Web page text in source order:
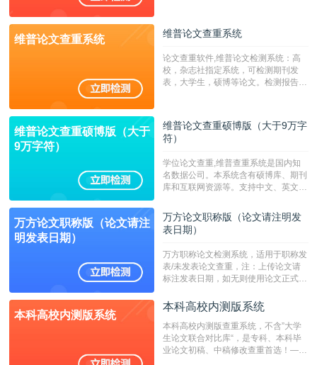
维普论文查重系统 维普论文查重系统
论文查重软件,维普论文检测系统：高
校，杂志社指定系统，可检测期刊发
表，大学生，硕博等论文。检测报告支
维普论文查重硕博版（大于
9万字符）
维普论文查重硕博版（大于9万字
符）
学位论文查重,维普查重系统是国内知
名数据公司。本系统含有硕博库、期刊
库和互联网资源等。支持中文、英文、
定院校！！！
万方论文职称版（论文请注
明发表日期）
万方论文职称版（论文请注明发
表日期）
万方职称论文检测系统，适用于职称发
表/未发表论文查重，注：上传论文请
标注发表日期，如无则使用论文正式发
成时间作为发表日期。
本科高校内测版系统
本科高校内测版系统
本科高校内测版查重系统，不含”大学
生论文联合对比库“，是专科、本科毕
业论文初稿、中稿修改查重首选！——